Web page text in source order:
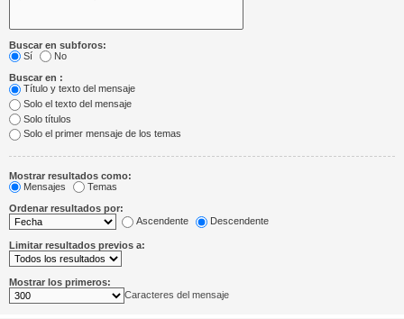
Buscar en subforos:
Sí
No
Buscar en :
Título y texto del mensaje
Solo el texto del mensaje
Solo títulos
Solo el primer mensaje de los temas
Mostrar resultados como:
Mensajes
Temas
Ordenar resultados por:
Ascendente
Descendente
Limitar resultados previos a:
Mostrar los primeros:
Caracteres del mensaje